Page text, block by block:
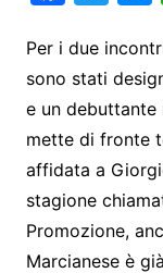
c
e
b
o
o
k
itt
er
Per i due
sono stati
e un debuttante
mette di fronte
affidata a
stagione
Promozione,
Marcianese è